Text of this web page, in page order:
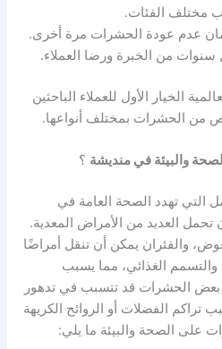
مختلف الفئات.
عدم عودة الحشرات مرة أخرى.
من الخبرة ورضا العملاء.
الخيار الأول للعملاء الباحثين
من الحشرات بمختلف أنواعها.
والبيئة في منديشة ؟
التي تهدد الصحة العامة في
العديد من الأمراض المعدية.
والفئران يمكن أن تنقل أمراضًا
والتسمم الغذائي، مما يسبب
بعض الحشرات قد تتسبب في تدهور
تراكم الفضلات أو الروائح الكريهة
على الصحة والبيئة ما يلي: